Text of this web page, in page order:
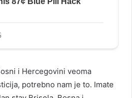
i Hercegovini veoma
potrebno nam je to. Imate